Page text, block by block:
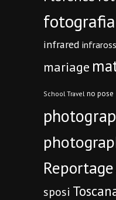
fotografia
infrared
mariage
School Travel no pose
Reportage
sposi